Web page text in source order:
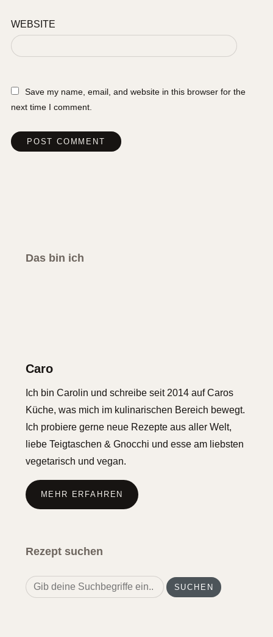
WEBSITE
Save my name, email, and website in this browser for the
next time I comment.
Das bin ich
Caro
Ich bin Carolin und schreibe seit 2014 auf Caros
Küche, was mich im kulinarischen Bereich bewegt.
Ich probiere gerne neue Rezepte aus aller Welt,
liebe Teigtaschen & Gnocchi und esse am liebsten
vegetarisch und vegan.
MEHR ERFAHREN
Rezept suchen
Search
for: